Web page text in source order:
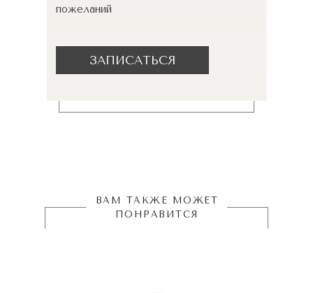
пожеланий
ЗАПИСАТЬСЯ
ВАМ ТАКЖЕ МОЖЕТ
ПОНРАВИТСЯ